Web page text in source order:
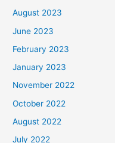
August 2023
June 2023
February 2023
January 2023
November 2022
October 2022
August 2022
July 2022